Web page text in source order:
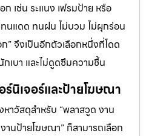
เช่น ระแนง เฟรมป้าย หรือ
นแดด ทนฝน ไม่บวม ไม่ผุกร่อน
” จึงเป็นอีกตัวเลือกหนึ่งที่โดด
กเบา และไม่ดูดซึมความชื้น
ร์นิเจอร์และป้ายโฆษณา
าวัสดุสำหรับ “พลาสวูด งาน
านป้ายโฆษณา” ก็สามารถเลือก